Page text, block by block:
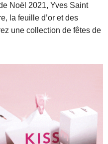
Noël 2021, Yves Saint
la feuille d’or et des
une collection de fêtes de